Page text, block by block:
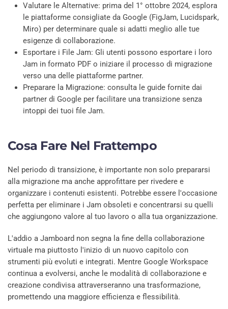
Valutare le Alternative: prima del 1° ottobre 2024, esplora
le piattaforme consigliate da Google (FigJam, Lucidspark,
Miro) per determinare quale si adatti meglio alle tue
esigenze di collaborazione.
Esportare i File Jam: Gli utenti possono esportare i loro
Jam in formato PDF o iniziare il processo di migrazione
verso una delle piattaforme partner.
Preparare la Migrazione: consulta le guide fornite dai
partner di Google per facilitare una transizione senza
intoppi dei tuoi file Jam.
Cosa Fare Nel Frattempo
Nel periodo di transizione, è importante non solo prepararsi
alla migrazione ma anche approfittare per rivedere e
organizzare i contenuti esistenti. Potrebbe essere l'occasione
perfetta per eliminare i Jam obsoleti e concentrarsi su quelli
che aggiungono valore al tuo lavoro o alla tua organizzazione.
L'addio a Jamboard non segna la fine della collaborazione
virtuale ma piuttosto l'inizio di un nuovo capitolo con
strumenti più evoluti e integrati. Mentre Google Workspace
continua a evolversi, anche le modalità di collaborazione e
creazione condivisa attraverseranno una trasformazione,
promettendo una maggiore efficienza e flessibilità.